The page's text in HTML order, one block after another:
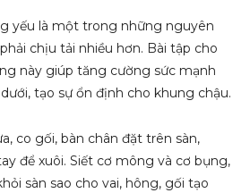
yếu là một trong những nguyên
chịu tải nhiều hơn. Bài tập cho
này giúp tăng cường sức mạnh
tạo sự ổn định cho khung chậu.
co gối, bàn chân đặt trên sàn,
để xuôi. Siết cơ mông và cơ bụng,
sàn sao cho vai, hông, gối tạo